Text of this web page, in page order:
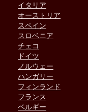
イタリア
オーストリア
スペイン
スロベニア
チェコ
ドイツ
ノルウェー
ハンガリー
フィンランド
フランス
ベルギー